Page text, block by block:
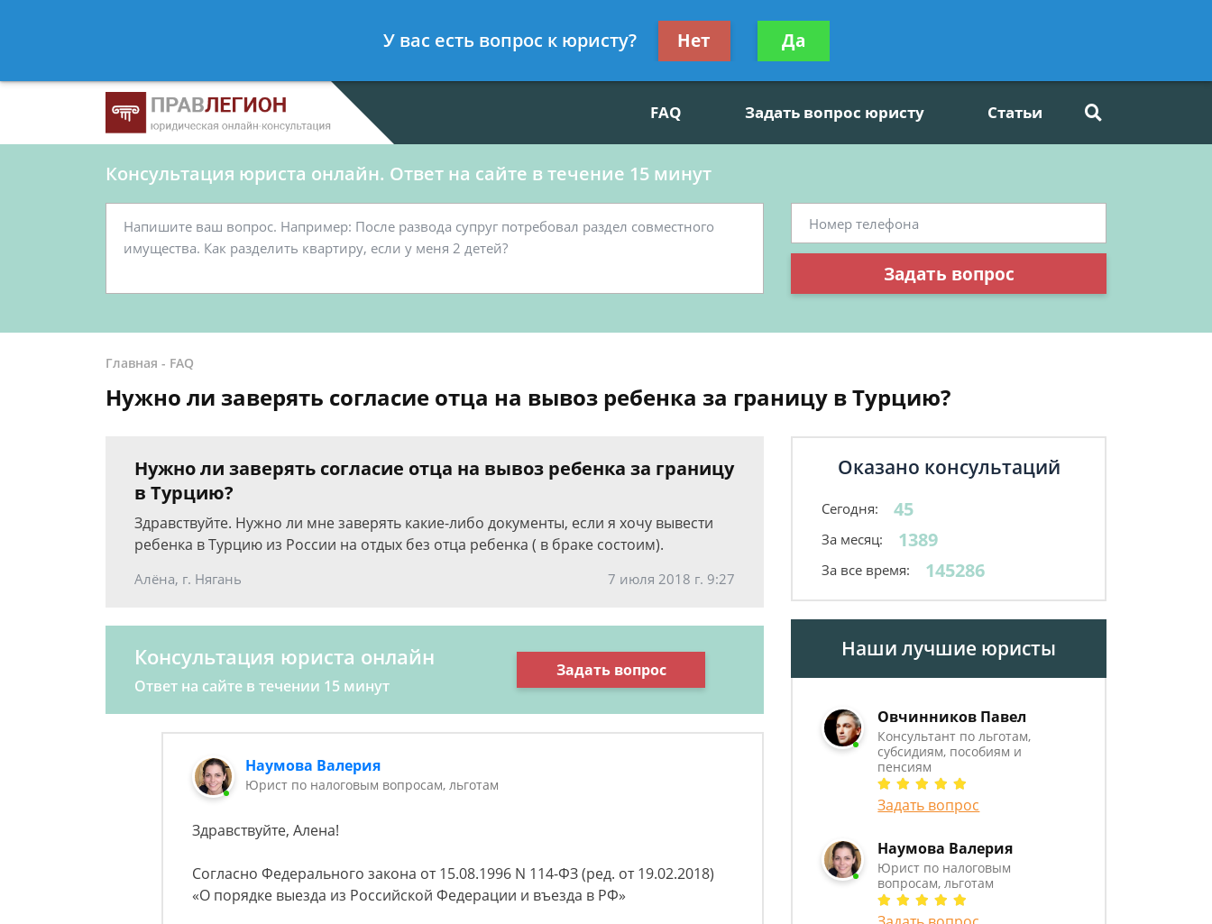
- Юрист по гражданскому праву, социальные вопросы
Получите консультацию
бесплатно
FAQ Задать вопрос юристу Статьи
Консультация юриста онлайн. Ответ на сайте в течение 15 минут
Задать вопрос
Главная - FAQ
Нужно ли заверять согласие отца на вывоз ребенка за границу в Турцию?
Нужно ли заверять согласие отца на вывоз ребенка за границу
в Турцию?
Здравствуйте. Нужно ли мне заверять какие-либо документы, если я хочу вывести
ребенка в Турцию из России на отдых без отца ребенка ( в браке состоим).
Алёна, г. Нягань 7 июля 2018 г. 9:27
Консультация юриста онлайн
Ответ на сайте в течении 15 минут
Задать вопрос
Наумова Валерия
Юрист по налоговым вопросам, льготам
Здравствуйте, Алена!
Согласно Федерального закона от 15.08.1996 N 114-ФЗ (ред. от 19.02.2018)
«О порядке выезда из Российской Федерации и въезда в РФ»
Оказано консультаций
Сегодня: 45
За месяц: 1389
За все время: 145286
Наши лучшие юристы
Овчинников Павел
Консультант по льготам,
субсидиям, пособиям и
пенсиям
Задать вопрос
Наумова Валерия
Юрист по налоговым
вопросам, льготам
У вас есть вопрос к юристу? Нет Да